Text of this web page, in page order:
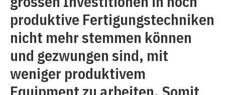
produktive Fertigungstechniken
nicht mehr stemmen können
und gezwungen sind, mit
weniger produktivem